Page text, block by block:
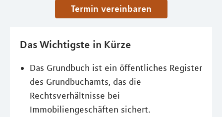
Termin vereinbaren
Das Wichtigste in Kürze
Das Grundbuch ist ein öffentliches Register
des Grundbuchamts, das die
Rechtsverhältnisse bei
Immobiliengeschäften sichert.